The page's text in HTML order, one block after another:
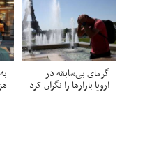
گرمای بی‌سابقه در
اروپا بازارها را نگران کرد